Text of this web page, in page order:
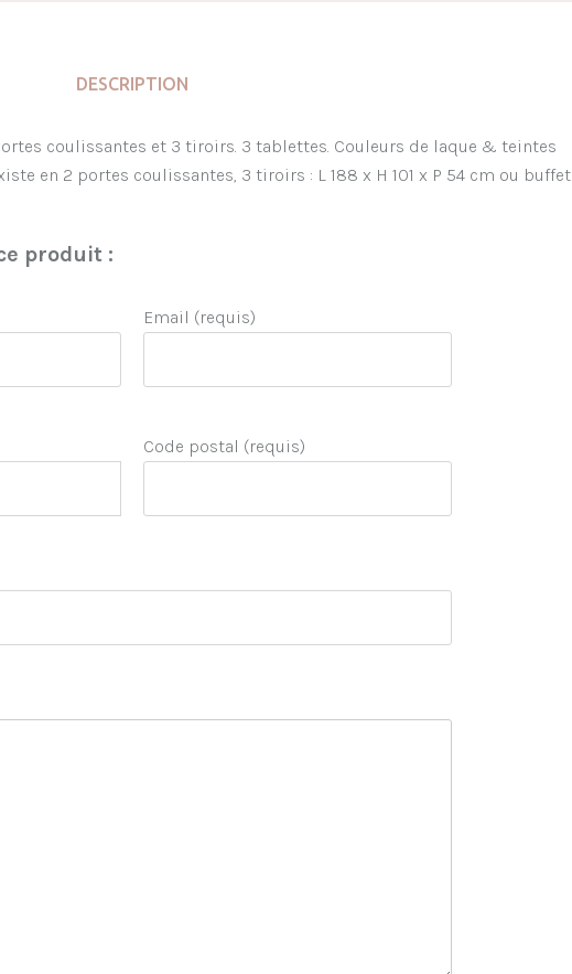
DESCRIPTION
coulissantes et 3 tiroirs. 3 tablettes. Couleurs de laque & teintes
en 2 portes coulissantes, 3 tiroirs : L 188 x H 101 x P 54 cm ou buffet
produit :
Email (requis)
Code postal (requis)